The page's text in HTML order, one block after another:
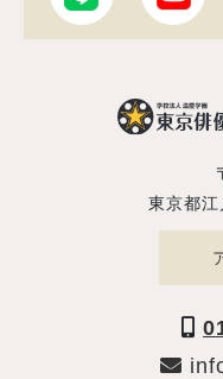
東京都